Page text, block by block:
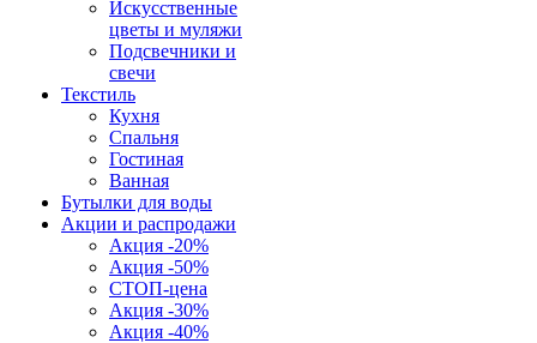
Искусственные
цветы и муляжи
Подсвечники и
свечи
Текстиль
Кухня
Спальня
Гостиная
Ванная
Бутылки для воды
Акции и распродажи
Акция -20%
Акция -50%
СТОП-цена
Акция -30%
Акция -40%